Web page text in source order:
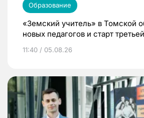
Образование
«Земский учитель» в Томской
новых педагогов и старт
11:40 / 05.08.26